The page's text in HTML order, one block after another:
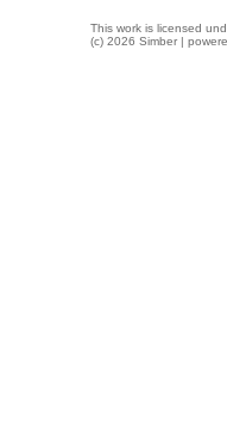
This work is licensed
(c) 2026 Simber |